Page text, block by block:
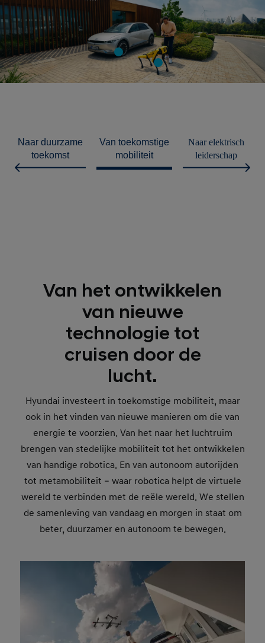
duurzame
toekomst
toekomstige
mobiliteit
elektrisch
leiderschap
Van het ontwikkelen
van nieuwe
technologie tot
cruisen door de
lucht.
Hyundai investeert in toekomstige mobiliteit, maar
ook in het vinden van nieuwe manieren om die van
energie te voorzien. Van het naar het luchtruim
brengen van stedelijke mobiliteit tot het ontwikkelen
van handige robotica. En van autonoom autorijden
tot metamobiliteit – waar robotica helpt de virtuele
wereld te verbinden met de reële wereld. We stellen
de samenleving van vandaag en morgen in staat om
beter, duurzamer en autonoom te bewegen.